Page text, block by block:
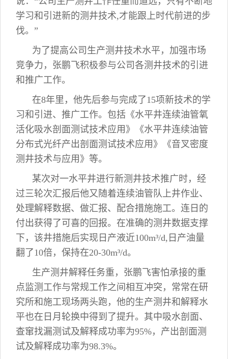
学习和引进新的测井技术,才能跟上时代前进的步
伐。”
为了提高公司生产测井技术水平，加强市场
竞争力，张鹏飞积极参与公司各测井技术的引进
和推广工作。
在8年里，他先后参与完成了15项新技术的学
习和引进、推广工作。包括《水平井连续油管氧
活化吸水剖面测试技术应用》《水平井连续油管
分布式光纤产出剖面测试技术应用》《音叉密度
测井技术与应用》等。
某次对一水平井进行新测井技术推广时，经
过三轮次汇报后他又随着连续油管队上井作业、
处理解释数据、做汇报、配合措施施工。连日的
付出获得了可喜的回报。在准确的测井数据支撑
下，该井措施后实现日产液近100m³/d,日产油量
翻了10倍，保持在20-30m³/d。
生产测井解释任务重，张鹏飞害怕承接的重
点监测工作与常规工作之间相互冲突，常常在研
究所和施工现场两头跑，他的生产测井和解释水
平也在日月轮换中得到了提升。其中吸水剖面、
查窜找漏测试及解释成功率为95%，产出剖面测
试及解释成功率为98.3%。